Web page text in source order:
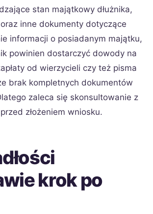
stan majątkowy dłużnika,
inne dokumenty dotyczące
informacji o posiadanym majątku,
powinien dostarczyć dowody na
od wierzycieli czy też pisma
brak kompletnych dokumentów
zaleca się skonsultowanie z
złożeniem wniosku.
krok po